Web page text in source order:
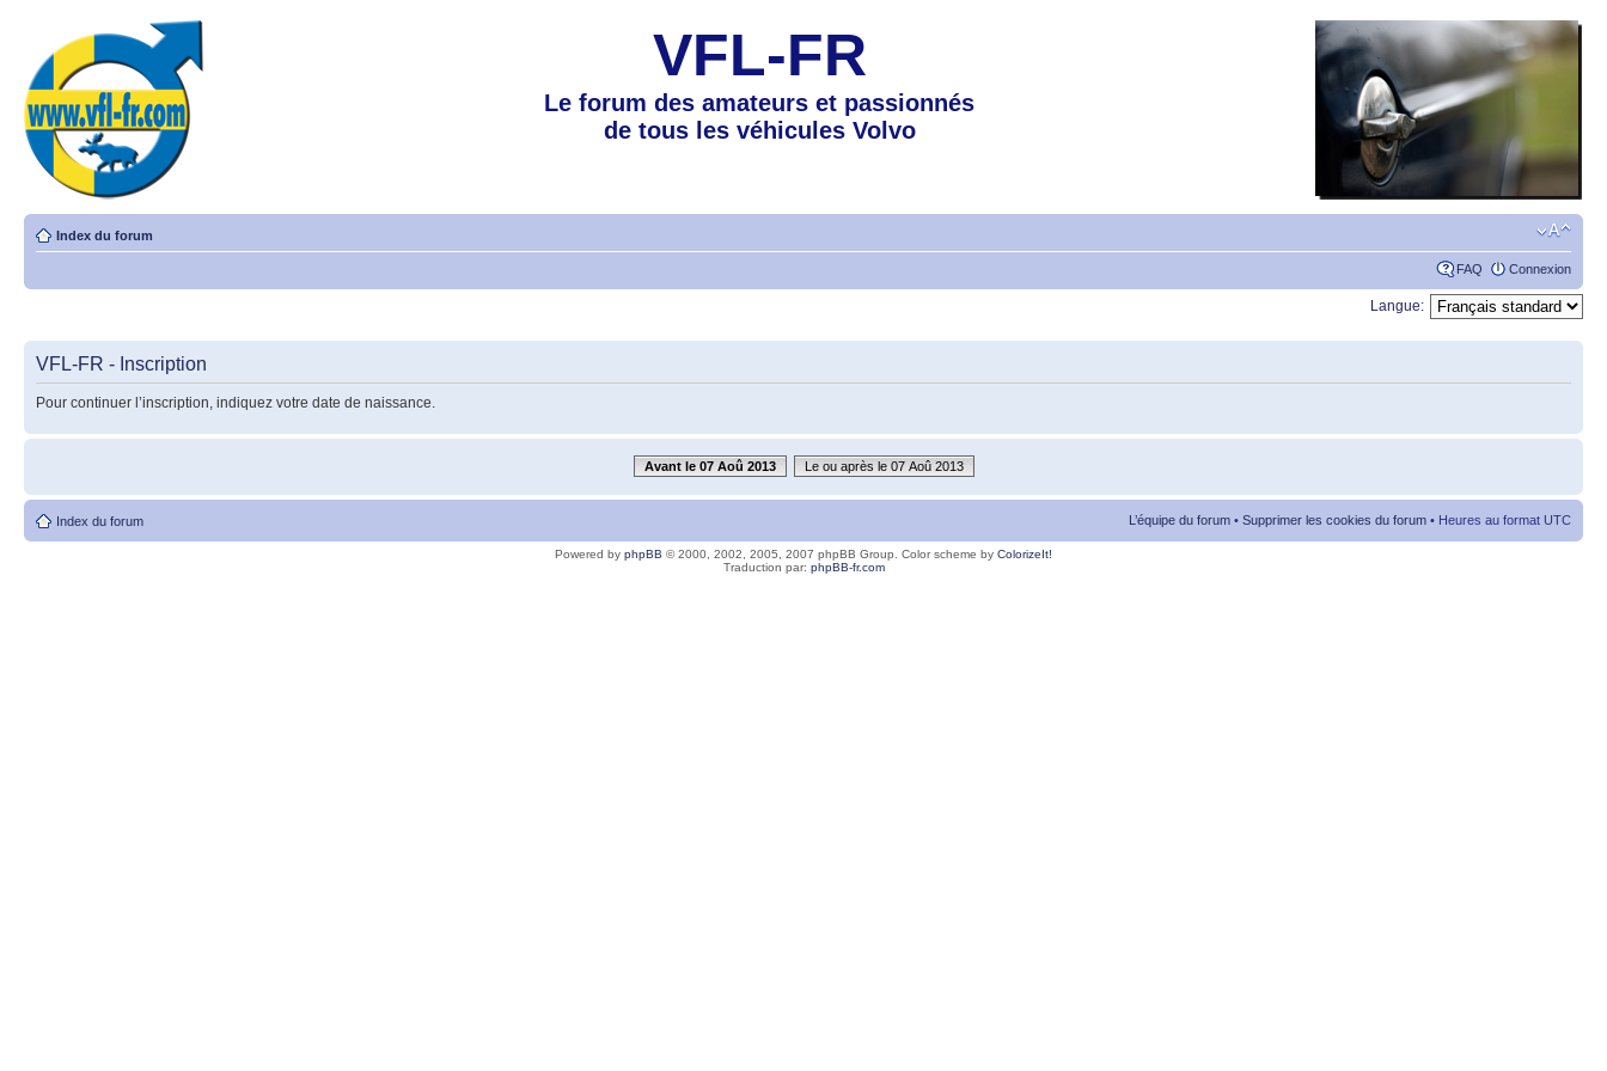
VFL-FR
Le forum des amateurs et passionnés
de tous les véhicules Volvo
Index du forum
FAQ Connexion
Langue:
VFL-FR - Inscription
Pour continuer l’inscription, indiquez votre date de naissance.
Avant le 07 Aoû 2013 Le ou après le 07 Aoû 2013
Index du forum L’équipe du forum • Supprimer les cookies du forum • Heures au format UTC
Powered by phpBB © 2000, 2002, 2005, 2007 phpBB Group. Color scheme by ColorizeIt!
Traduction par: phpBB-fr.com